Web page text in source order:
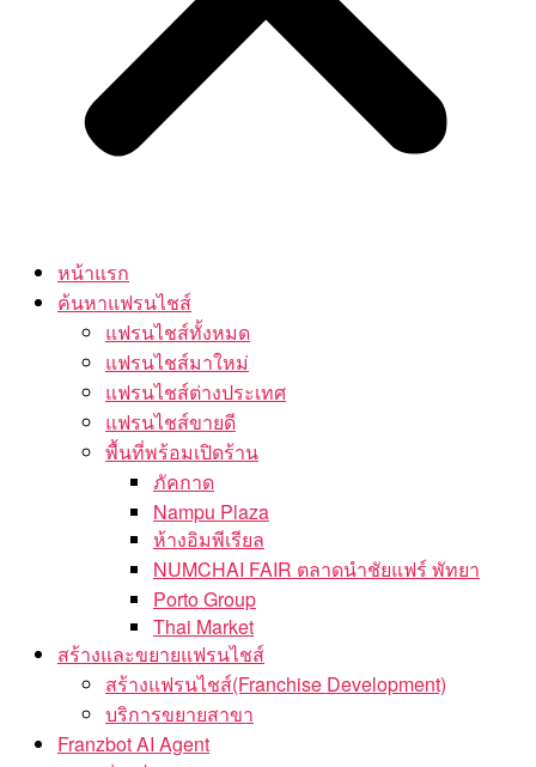
หน้าแรก
ค้นหาแฟรนไชส์
แฟรนไชส์ทั้งหมด
แฟรนไชส์มาใหม่
แฟรนไชส์ต่างประเทศ
แฟรนไชส์ขายดี
พื้นที่พร้อมเปิดร้าน
ภัคกาด
Nampu Plaza
ห้างอิมพีเรียล
NUMCHAI FAIR ตลาดนำชัยแฟร์ พัทยา
Porto Group
Thai Market
สร้างและขยายแฟรนไชส์
สร้างแฟรนไชส์(Franchise Development)
บริการขยายสาขา
Franzbot AI Agent